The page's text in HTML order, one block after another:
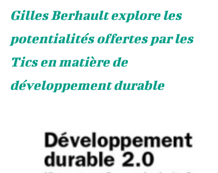
Gilles Berhault explore les
potentialités offertes par les
Tics en matière de
développement durable